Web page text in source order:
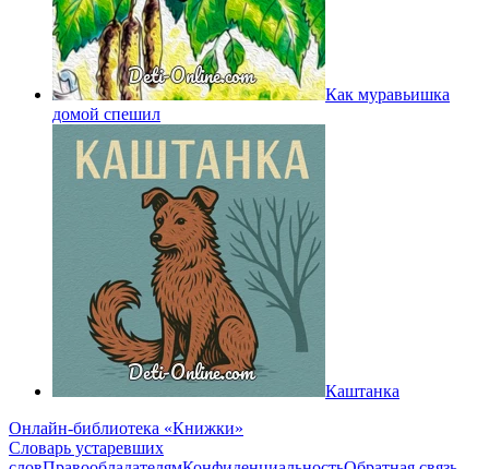
Как муравьишка
домой спешил
Каштанка
Онлайн-библиотека «Книжки»
Словарь устаревших